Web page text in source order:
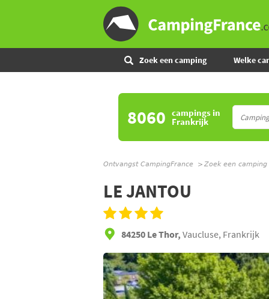
Zoek een camping Welke
8060 campingsin
Frankrijk
Ontvangst CampingFrance Zoek een camping
LE JANTOU
84250 Le Thor, Vaucluse, Frankrijk